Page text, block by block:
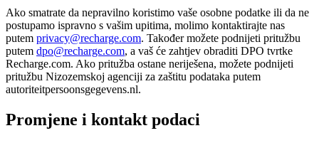
Ako smatrate da nepravilno koristimo vaše osobne podatke ili da ne
postupamo ispravno s vašim upitima, molimo kontaktirajte nas
putem privacy@recharge.com. Također možete podnijeti pritužbu
putem dpo@recharge.com, a vaš će zahtjev obraditi DPO tvrtke
Recharge.com. Ako pritužba ostane neriješena, možete podnijeti
pritužbu Nizozemskoj agenciji za zaštitu podataka putem
autoriteitpersoonsgegevens.nl.
Promjene i kontakt podaci